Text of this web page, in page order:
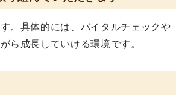
。具体的には、バイタルチェックや
ら成長していける環境です。